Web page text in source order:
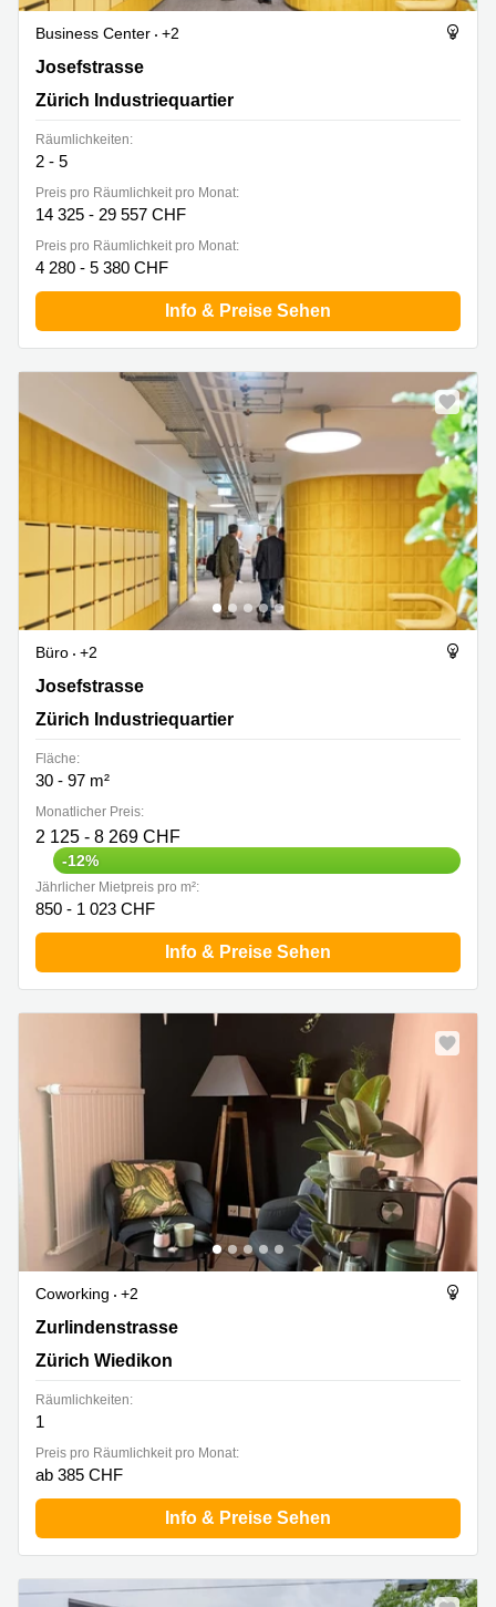
Business Center
+2
Josefstrasse 214, Zürich Industriequartier
Josefstrasse
Zürich Industriequartier
Räumlichkeiten:
2 - 5
Preis pro Räumlichkeit pro Monat:
14 325 - 29 557 CHF
Preis pro Räumlichkeit pro Monat:
4 280 - 5 380 CHF
Info & Preise Sehen
Büro
+2
Josefstrasse 214A, Zürich Industriequartier
Josefstrasse
Zürich Industriequartier
Fläche:
30 - 97 m²
Monatlicher Preis:
2 125 - 8 269 CHF
-12%
Jährlicher Mietpreis pro m²:
850 - 1 023 CHF
Info & Preise Sehen
Coworking
+2
Zurlindenstrasse 215A, Zürich Wiedikon
Zurlindenstrasse
Zürich Wiedikon
Räumlichkeiten:
1
Preis pro Räumlichkeit pro Monat:
ab 385 CHF
Info & Preise Sehen